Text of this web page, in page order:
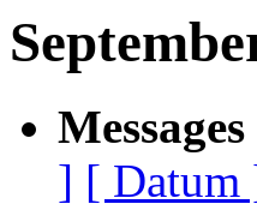
] [ Datum